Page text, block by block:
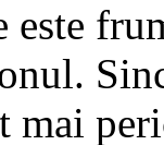
mai